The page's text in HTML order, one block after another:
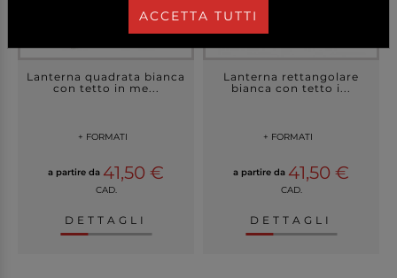
Lanterna quadrata bianca
con tetto in me...
+ FORMATI
a partire da 41,50 €
CAD.
DETTAGLI
Lanterna rettangolare
bianca con tetto i...
+ FORMATI
a partire da 41,50 €
CAD.
DETTAGLI
ACCETTA TUTTI